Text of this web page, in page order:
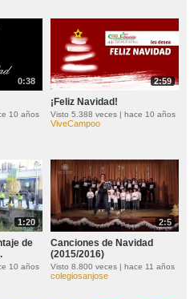
0:38
10 años
2:59
¡Feliz Navidad!
Visto 5.388 veces | hace 10 años
ViveCampoo
1:20
de
10 años
2:5
Canciones de Navidad
(2015/2016)
Visto 8.800 veces | hace 11 años
colegiosanjose